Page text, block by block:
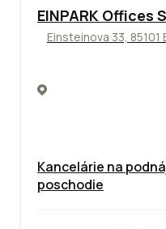
TOP ODPORÚČAME
EINPARK Offices
Einsteinova 33,
Kancelárie na
poschodie